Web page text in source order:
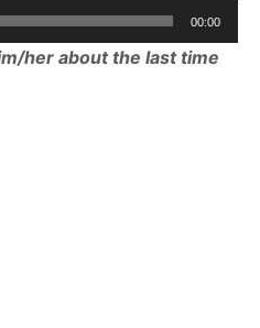
00:00
her about the last time